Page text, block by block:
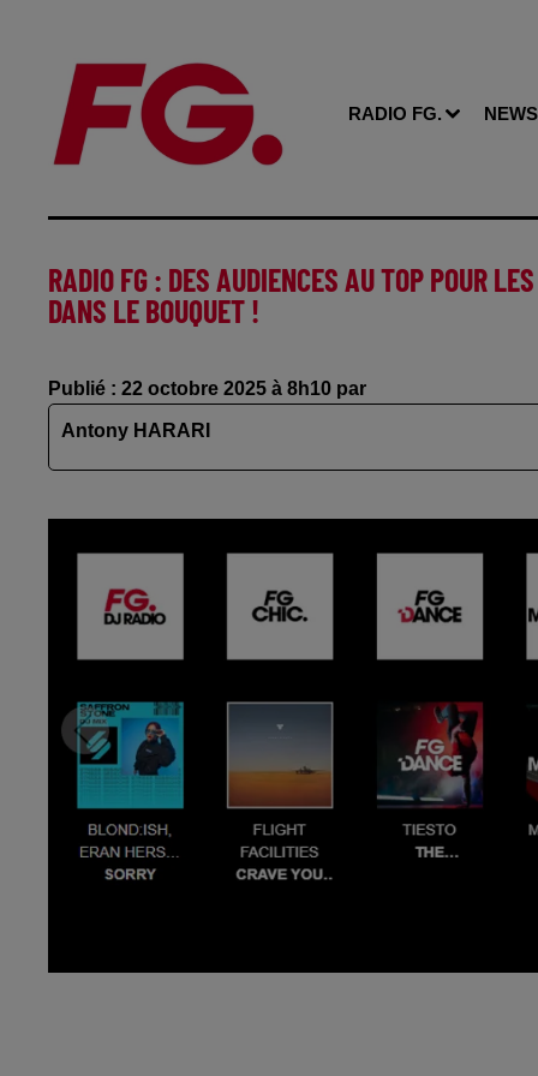
RADIO FG. NEWS
RADIO FG : DES AUDIENCES AU TOP POUR
DANS LE BOUQUET !
Publié : 22 octobre 2025 à 8h10 par
Antony HARARI